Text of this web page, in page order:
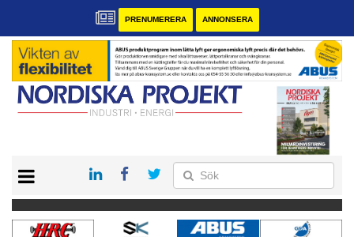
PRENUMERERA ANNONSERA
KONTAKT